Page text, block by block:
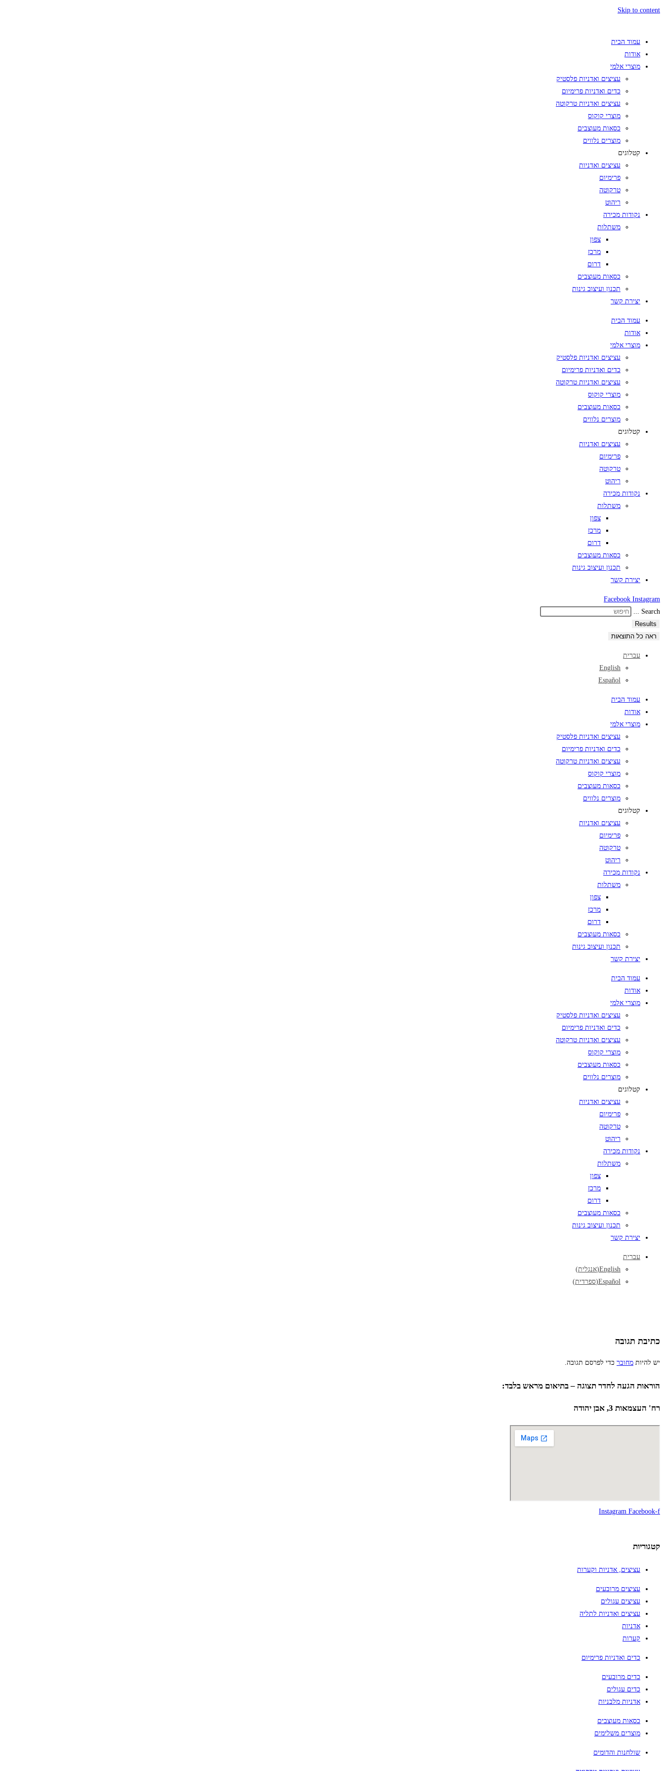
Skip to content
עמוד הבית
אודות
מוצרי אלמי
עציצים ואדניות פלסטיק
כדים ואדניות פרימיום
עציצים ואדניות טרקוטה
מוצרי קוקוס
כסאות מעוצבים
מוצרים נלווים
קטלוגים
עציצים ואדניות
פרימיום
טרקוטה
ריהוט
נקודות מכירה
משתלות
צפון
מרכז
דרום
כסאות מעוצבים
תכנון ועיצוב גינות
יצירת קשר
עמוד הבית
אודות
מוצרי אלמי
עציצים ואדניות פלסטיק
כדים ואדניות פרימיום
עציצים ואדניות טרקוטה
מוצרי קוקוס
כסאות מעוצבים
מוצרים נלווים
קטלוגים
עציצים ואדניות
פרימיום
טרקוטה
ריהוט
נקודות מכירה
משתלות
צפון
מרכז
דרום
כסאות מעוצבים
תכנון ועיצוב גינות
יצירת קשר
Facebook Instagram
Search ...
Results
ראה כל התוצאות
עברית
English
Español
עמוד הבית
אודות
מוצרי אלמי
עציצים ואדניות פלסטיק
כדים ואדניות פרימיום
עציצים ואדניות טרקוטה
מוצרי קוקוס
כסאות מעוצבים
מוצרים נלווים
קטלוגים
עציצים ואדניות
פרימיום
טרקוטה
ריהוט
נקודות מכירה
משתלות
צפון
מרכז
דרום
כסאות מעוצבים
תכנון ועיצוב גינות
יצירת קשר
עמוד הבית
אודות
מוצרי אלמי
עציצים ואדניות פלסטיק
כדים ואדניות פרימיום
עציצים ואדניות טרקוטה
מוצרי קוקוס
כסאות מעוצבים
מוצרים נלווים
קטלוגים
עציצים ואדניות
פרימיום
טרקוטה
ריהוט
נקודות מכירה
משתלות
צפון
מרכז
דרום
כסאות מעוצבים
תכנון ועיצוב גינות
יצירת קשר
עברית
English
(אנגלית)
Español
(ספרדית)
כתיבת תגובה
יש להיות מחובר כדי לפרסם תגובה.
הוראות הגעה לחדר תצוגה – בתיאום מראש בלבד:
רח' העצמאות 3, אבן יהודה
Instagram Facebook-f
קטגוריות
עציצים, אדניות וקערות
עציצים מרובעים
עציצים עגולים
עציצים ואדניות לתליה
אדניות
קערות
כדים ואדניות פרימיום
כדים מרובעים
כדים עגולים
אדניות מלבניות
כסאות מעוצבים
מוצרים משלימים
שולחנות והדומים